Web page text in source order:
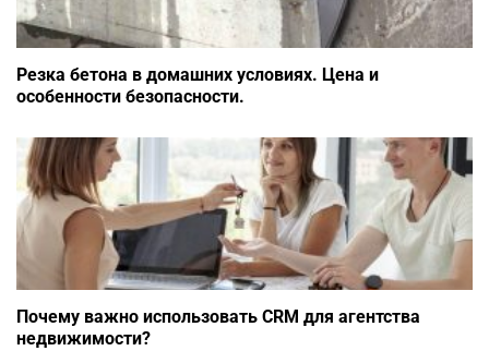
Резка бетона в домашних условиях. Цена и
особенности безопасности.
Почему важно использовать CRM для агентства
недвижимости?